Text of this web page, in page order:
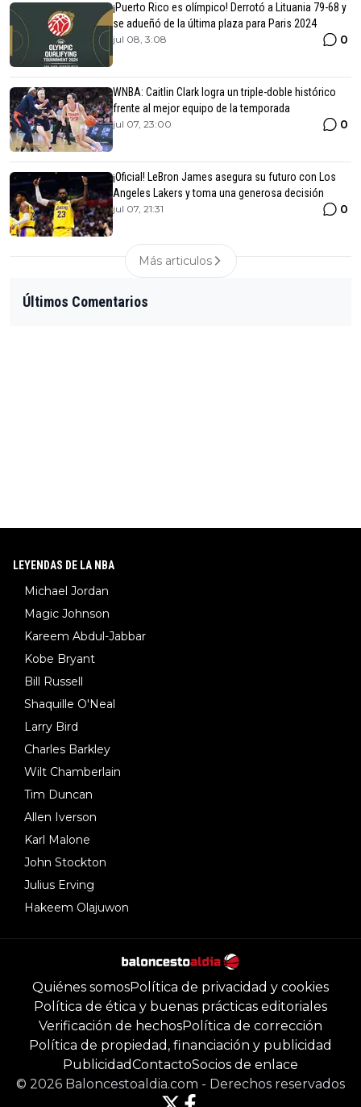
¡Puerto Rico es olímpico! Derrotó a Lituania 79-68 y
se adueñó de la última plaza para Paris 2024
jul 08, 3:08 0
WNBA: Caitlin Clark logra un triple-doble histórico
frente al mejor equipo de la temporada
jul 07, 23:00 0
¡Oficial! LeBron James asegura su futuro con Los
Angeles Lakers y toma una generosa decisión
jul 07, 21:31 0
Más articulos
Últimos Comentarios
LEYENDAS DE LA NBA
Michael Jordan
Magic Johnson
Kareem Abdul-Jabbar
Kobe Bryant
Bill Russell
Shaquille O'Neal
Larry Bird
Charles Barkley
Wilt Chamberlain
Tim Duncan
Allen Iverson
Karl Malone
John Stockton
Julius Erving
Hakeem Olajuwon
Quiénes somosPolítica de privacidad y cookies
Política de ética y buenas prácticas editoriales
Verificación de hechosPolítica de corrección
Política de propiedad, financiación y publicidad
PublicidadContactoSocios de enlace
© 2026 Baloncestoaldia.com - Derechos reservados